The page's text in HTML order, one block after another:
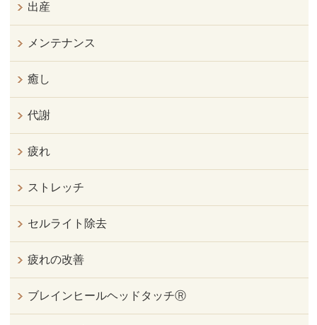
出産
メンテナンス
癒し
代謝
疲れ
ストレッチ
セルライト除去
疲れの改善
ブレインヒールヘッドタッチⓇ